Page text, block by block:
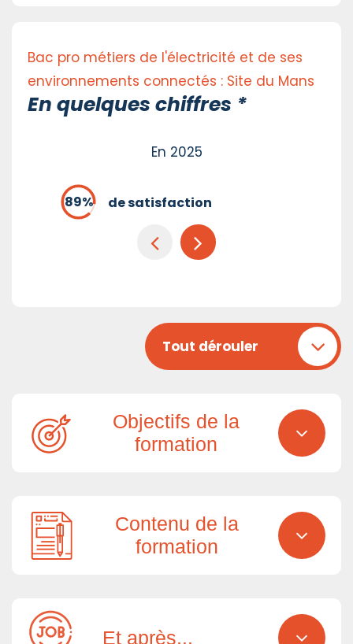
Bac pro métiers de l'électricité et de ses
environnements connectés : Site du Mans
En quelques chiffres *
En 2025
de satisfaction
Tout dérouler
Objectifs de la
formation
Contenu de la
formation
Et après...